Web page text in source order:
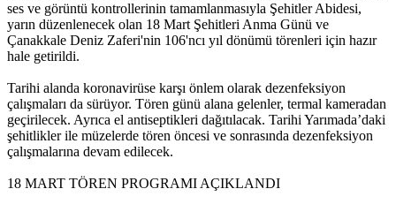
ses ve görüntü kontrollerinin tamamlanmasıyla Şehitler Abidesi,
yarın düzenlenecek olan 18 Mart Şehitleri Anma Günü ve
Çanakkale Deniz Zaferi'nin 106'ncı yıl dönümü törenleri için hazır
hale getirildi.
Tarihi alanda koronavirüse karşı önlem olarak dezenfeksiyon
çalışmaları da sürüyor. Tören günü alana gelenler, termal kameradan
geçirilecek. Ayrıca el antiseptikleri dağıtılacak. Tarihi Yarımada’daki
şehitlikler ile müzelerde tören öncesi ve sonrasında dezenfeksiyon
çalışmalarına devam edilecek.
18 MART TÖREN PROGRAMI AÇIKLANDI